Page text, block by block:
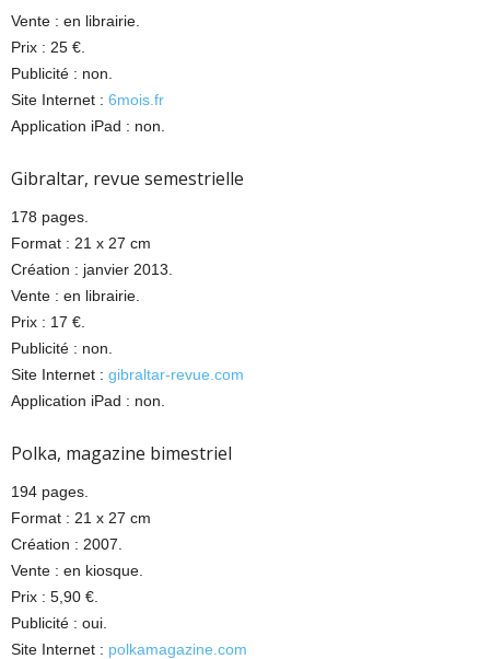
Vente : en librairie.
Prix : 25 €.
Publicité : non.
Site Internet : 6mois.fr
Application iPad : non.
Gibraltar, revue semestrielle
178 pages.
Format : 21 x 27 cm
Création : janvier 2013.
Vente : en librairie.
Prix : 17 €.
Publicité : non.
Site Internet : gibraltar-revue.com
Application iPad : non.
Polka, magazine bimestriel
194 pages.
Format : 21 x 27 cm
Création : 2007.
Vente : en kiosque.
Prix : 5,90 €.
Publicité : oui.
Site Internet : polkamagazine.com